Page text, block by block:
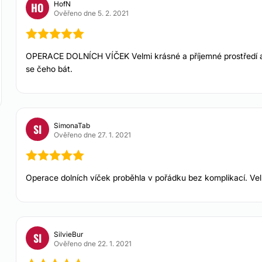
na přiměřené ceny.
Utíkalem aMUDr.
medicínu.
HO
HofN
Ověřeno dne 5. 2. 2021
OPERACE DOLNÍCH VÍČEK Velmi krásné a příjemné
se čeho bát.
SI
SimonaTab
Ověřeno dne 27. 1. 2021
Operace dolních víček proběhla v pořádku bez komplikací.
SI
SilvieBur
Ověřeno dne 22. 1. 2021